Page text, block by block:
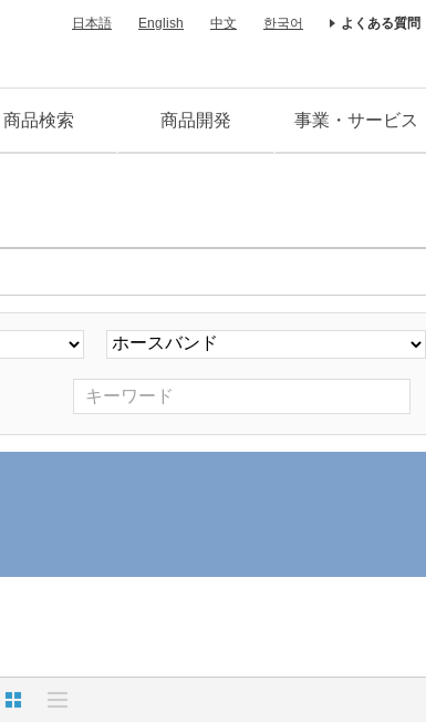
日本語 English 中文 한국어 よくある質問
商品検索 商品開発 事業・サービス